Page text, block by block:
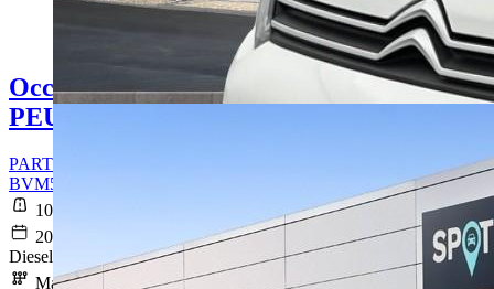
Occasion
PEUGEOT PARTNER
PARTNER FOURGON STANDARD 650 KG BLUEHDI 75
BVM5 PREMIUM
105 887 km
2020-12-23
Diesel
Manuelle